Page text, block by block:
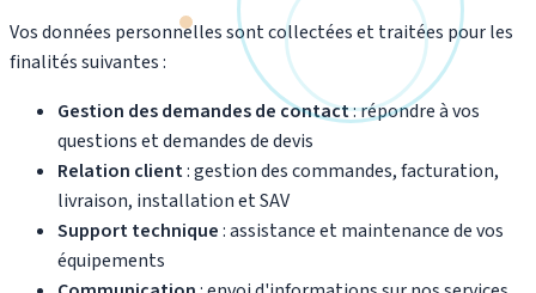
Vos données personnelles sont collectées et traitées pour les
finalités suivantes :
Gestion des demandes de contact: répondre à vos
questions et demandes de devis
Relation client: gestion des commandes, facturation,
livraison, installation et SAV
Support technique: assistance et maintenance de vos
équipements